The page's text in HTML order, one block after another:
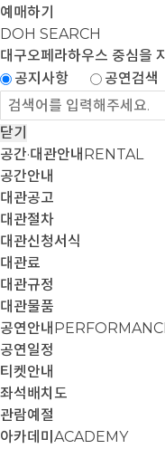
예매하기
DOH SEARCH
대구오페라하우스 중심을
공지사항
공연검색
닫기
공간·대관안내 RENTAL
공간안내
대관공고
대관절차
대관신청서식
대관료
대관규정
대관물품
공연안내
공연일정
티켓안내
좌석배치도
관람예절
아카데미 ACADEMY